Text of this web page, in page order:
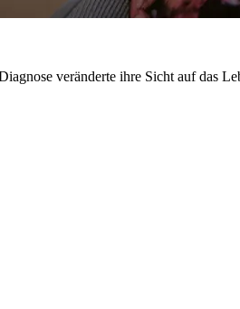
veränderte ihre Sicht auf das